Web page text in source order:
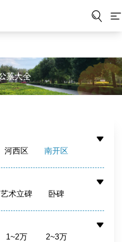
河西区
南开区
宁河区
武清区
艺术立碑
卧碑
1~2万
2~3万